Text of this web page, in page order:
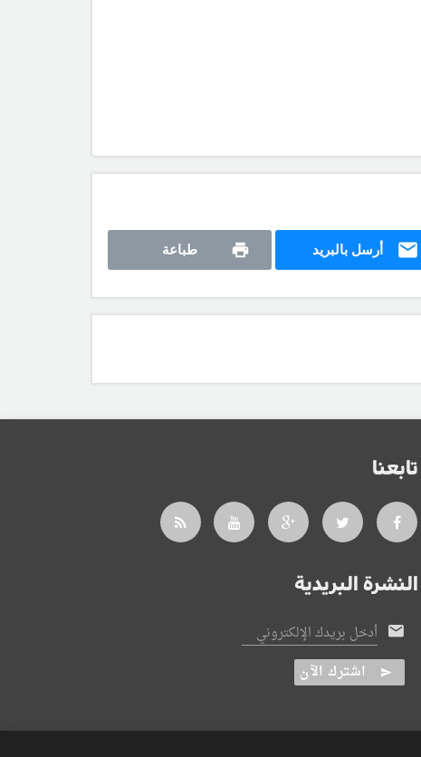
أرسل بالبريد طباعة
تابعنا
النشرة البريدية
أدخل بريدك الإلكتروني
اشترك الآن